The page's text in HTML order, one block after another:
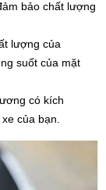
bảo chất lượng
lượng của
suốt của mặt
có kích
của bạn.